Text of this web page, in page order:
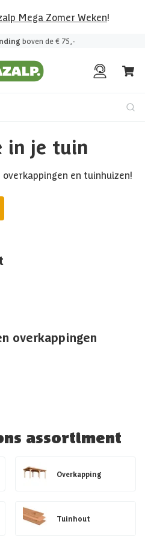
Mega Zomer Weken!
boven de € 75,-
in je tuin
en tuinhuizen!
overkappingen
assortiment
Overkapping
Tuinhout